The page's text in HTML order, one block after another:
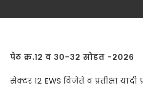
प्रकल्प
पेठ क्र.१२ व ३०-३२ सोडत -२०२६
सेक्टर १२ EWS विजेते व प्रतीक्षा